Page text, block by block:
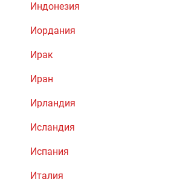
Индонезия
Иордания
Ирак
Иран
Ирландия
Исландия
Испания
Италия